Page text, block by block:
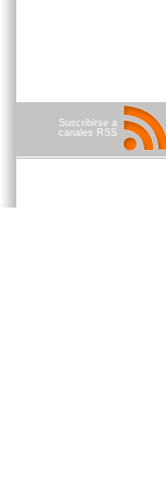
Suscribirse a
canales RSS